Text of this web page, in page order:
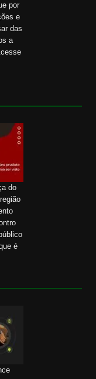
por
e
das
a
do
é